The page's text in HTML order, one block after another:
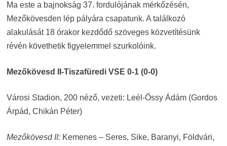
Ma este a bajnokság 37. fordulójának mérkőzésén,
Mezőkövesden lép pályára csapatunk. A találkozó
alakulását 18 órakor kezdődő szöveges közvetítésünk
révén követhetik figyelemmel szurkolóink.
Mezőkövesd II-Tiszafüredi VSE 0-1 (0-0)
Városi Stadion, 200 néző, vezeti: Leél-Őssy Ádám (Gordos
Árpád, Chikán Péter)
Mezőkövesd II:Kemenes – Seres, Sike, Baranyi, Földvári,